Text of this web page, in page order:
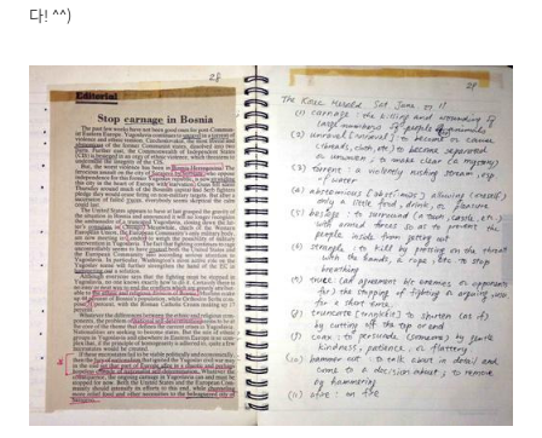
다! ^^)